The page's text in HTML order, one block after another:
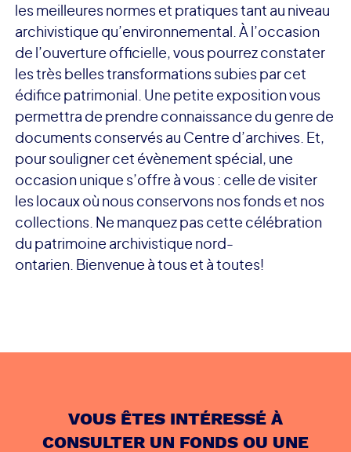
les meilleures normes et pratiques tant au niveau
archivistique qu’environnemental. À l’occasion
de l’ouverture officielle, vous pourrez constater
les très belles transformations subies par cet
édifice patrimonial. Une petite exposition vous
permettra de prendre connaissance du genre de
documents conservés au Centre d’archives. Et,
pour souligner cet évènement spécial, une
occasion unique s’offre à vous : celle de visiter
les locaux où nous conservons nos fonds et nos
collections. Ne manquez pas cette célébration
du patrimoine archivistique nord-
ontarien. Bienvenue à tous et à toutes!
VOUS ÊTES INTÉRESSÉ À
CONSULTER UN FONDS OU UNE